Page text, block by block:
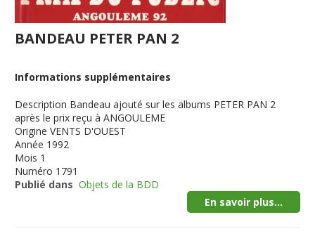
BANDEAU PETER PAN 2
Informations supplémentaires
Description Bandeau ajouté sur les albums PETER PAN 2
après le prix reçu à ANGOULEME
Origine VENTS D'OUEST
Année 1992
Mois 1
Numéro 1791
Publié dans Objets de la BDD
En savoir plus...